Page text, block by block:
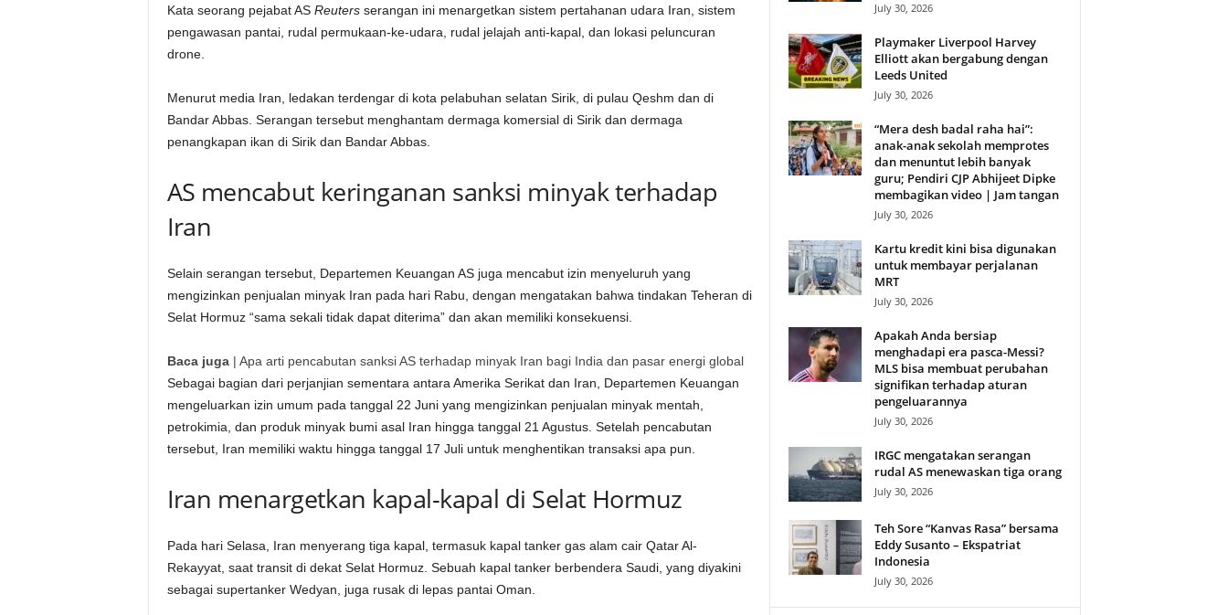
Kata seorang pejabat AS Reutersserangan ini menargetkan sistem pertahanan udara Iran, sistem
pengawasan pantai, rudal permukaan-ke-udara, rudal jelajah anti-kapal, dan lokasi peluncuran
drone.
Menurut media Iran, ledakan terdengar di kota pelabuhan selatan Sirik, di pulau Qeshm dan di
Bandar Abbas. Serangan tersebut menghantam dermaga komersial di Sirik dan dermaga
penangkapan ikan di Sirik dan Bandar Abbas.
AS mencabut keringanan sanksi minyak terhadap
Iran
Selain serangan tersebut, Departemen Keuangan AS juga mencabut izin menyeluruh yang
mengizinkan penjualan minyak Iran pada hari Rabu, dengan mengatakan bahwa tindakan Teheran di
Selat Hormuz “sama sekali tidak dapat diterima” dan akan memiliki konsekuensi.
Baca juga | Apa arti pencabutan sanksi AS terhadap minyak Iran bagi India dan pasar energi global
Sebagai bagian dari perjanjian sementara antara Amerika Serikat dan Iran, Departemen Keuangan
mengeluarkan izin umum pada tanggal 22 Juni yang mengizinkan penjualan minyak mentah,
petrokimia, dan produk minyak bumi asal Iran hingga tanggal 21 Agustus. Setelah pencabutan
tersebut, Iran memiliki waktu hingga tanggal 17 Juli untuk menghentikan transaksi apa pun.
Iran menargetkan kapal-kapal di Selat Hormuz
Pada hari Selasa, Iran menyerang tiga kapal, termasuk kapal tanker gas alam cair Qatar Al-
Rekayyat, saat transit di dekat Selat Hormuz. Sebuah kapal tanker berbendera Saudi, yang diyakini
sebagai supertanker Wedyan, juga rusak di lepas pantai Oman.
July 30, 2026
Playmaker Liverpool Harvey
Elliott akan bergabung dengan
Leeds United
July 30, 2026
“Mera desh badal raha hai”:
anak-anak sekolah memprotes
dan menuntut lebih banyak
guru; Pendiri CJP Abhijeet Dipke
membagikan video | Jam tangan
July 30, 2026
Kartu kredit kini bisa digunakan
untuk membayar perjalanan
MRT
July 30, 2026
Apakah Anda bersiap
menghadapi era pasca-Messi?
MLS bisa membuat perubahan
signifikan terhadap aturan
pengeluarannya
July 30, 2026
IRGC mengatakan serangan
rudal AS menewaskan tiga orang
July 30, 2026
Teh Sore “Kanvas Rasa” bersama
Eddy Susanto – Ekspatriat
Indonesia
July 30, 2026